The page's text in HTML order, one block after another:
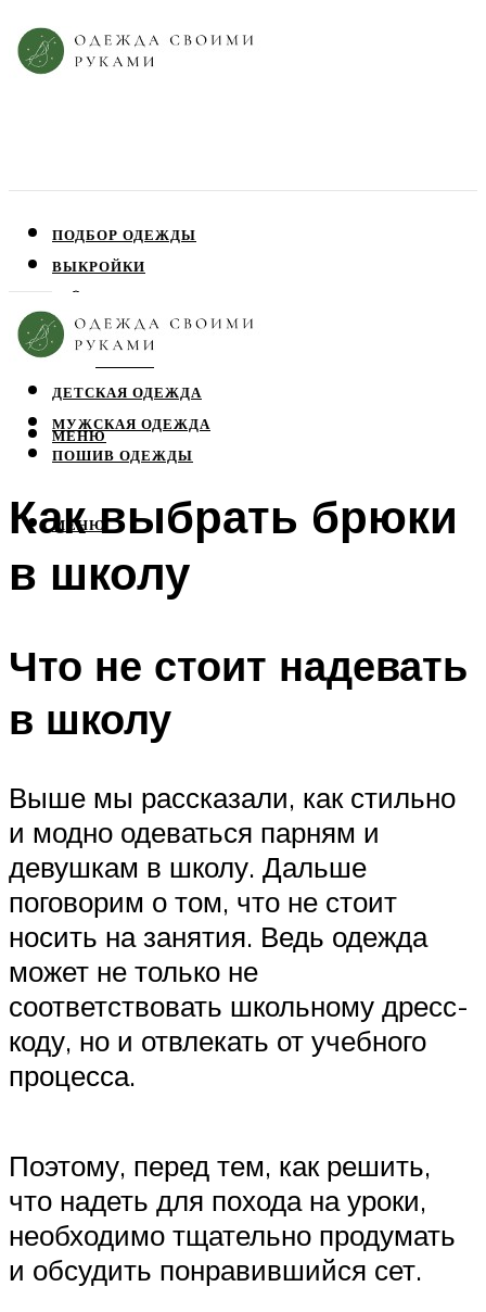
ПОДБОР ОДЕЖДЫ
ВЫКРОЙКИ
ЮБКИ
ДЕТСКАЯ ОДЕЖДА
МУЖСКАЯ ОДЕЖДА
ПОШИВ ОДЕЖДЫ
МЕНЮ
МЕНЮ
Как выбрать брюки
в школу
Что не стоит надевать
в школу
Выше мы рассказали, как стильно
и модно одеваться парням и
девушкам в школу. Дальше
поговорим о том, что не стоит
носить на занятия. Ведь одежда
может не только не
соответствовать школьному дресс-
коду, но и отвлекать от учебного
процесса.
Поэтому, перед тем, как решить,
что надеть для похода на уроки,
необходимо тщательно продумать
и обсудить понравившийся сет.